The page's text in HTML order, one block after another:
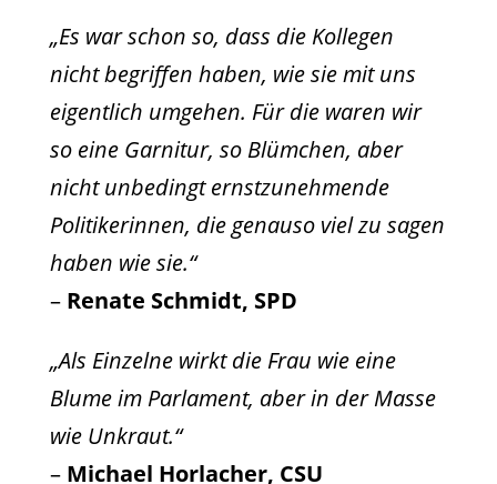
„Es war schon so, dass die Kollegen
nicht begriffen haben, wie sie mit uns
eigentlich umgehen. Für die waren wir
so eine Garnitur, so Blümchen, aber
nicht unbedingt ernstzunehmende
Politikerinnen, die genauso viel zu sagen
haben wie sie.“
– Renate Schmidt, SPD
„Als Einzelne wirkt die Frau wie eine
Blume im Parlament, aber in der Masse
wie Unkraut.“
– Michael Horlacher, CSU